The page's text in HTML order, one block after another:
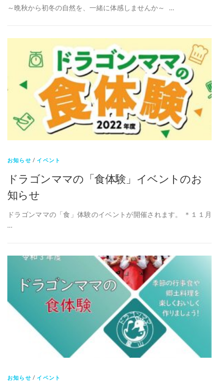
～晩秋から初冬の自然を、一緒に体感しませんか～ …
お知らせ /イベント
ドラゴンママの「食体験」イベントのお
知らせ
ドラゴンママの「食」体験のイベントが開催されます。 ＊１１月
…
お知らせ /イベント